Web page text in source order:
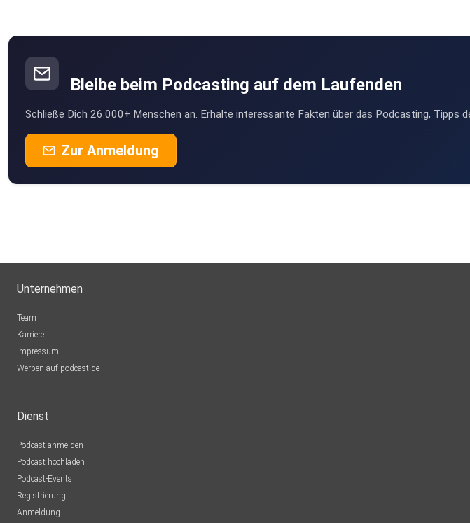
Bleibe beim Podcasting auf dem Laufenden
Schließe Dich 26.000+ Menschen an. Erhalte interessante Fakten über das Podcasting, Tipps
Zur Anmeldung
Unternehmen
Team
Karriere
Impressum
Werben auf podcast.de
Dienst
Podcast anmelden
Podcast hochladen
Podcast-Events
Registrierung
Anmeldung